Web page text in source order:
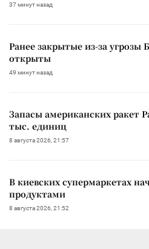
37 минут назад
Ранее закрытые из-за
открыты
49 минут назад
Запасы американских ракет
тыс. единиц
8 августа 2026, 21:57
В киевских супермаркетах
продуктами
8 августа 2026, 21:52